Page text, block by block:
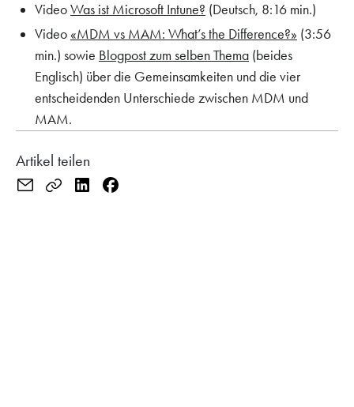
VideoWas ist Microsoft Intune? (Deutsch, 8:16 min.)
Video«MDM vs MAM: What’s the Difference?» (3:56
min.) sowie Blogpost zum selben Thema (beides
Englisch) über die Gemeinsamkeiten und die vier
entscheidenden Unterschiede zwischen MDM und
MAM.
Artikel teilen